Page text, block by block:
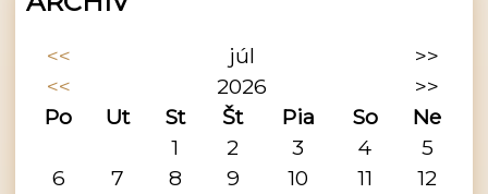
<< júl
>>
<<
2026
>>
Po
Ut St Št Pia So
Ne
1
2 3 4
5
6
7 8 9 10 11
12